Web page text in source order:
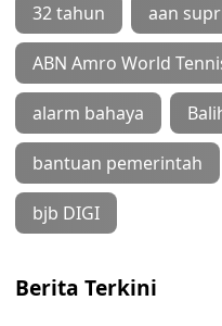
32 tahun aan
ABN Amro World
alarm bahaya
bantuan pemerintah
bjb DIGI
Berita Terkini